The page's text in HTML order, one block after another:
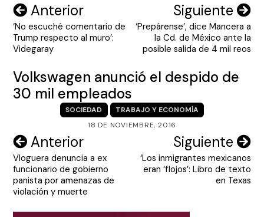
Navegación
de
entradas
Anterior
‘No escuché comentario de
Trump respecto al muro’:
Videgaray
Siguiente
‘Prepárense’, dice Mancera a
la Cd. de México ante la
posible salida de 4 mil reos
Volkswagen anunció el despido de
30 mil empleados
SOCIEDAD
TRABAJO Y ECONOMÍA
18 DE NOVIEMBRE, 2016
Navegación
de
entradas
Anterior
Vloguera denuncia a ex
funcionario de gobierno
panista por amenazas de
violación y muerte
Siguiente
‘Los inmigrantes mexicanos
eran ‘flojos’: Libro de texto
en Texas